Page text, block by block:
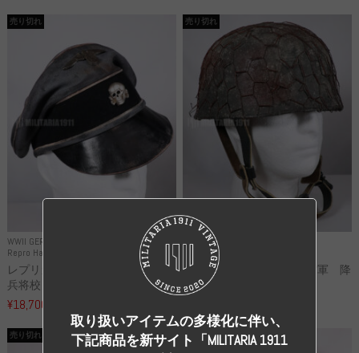
WWII GERMANY
Repro Hat and Cap SS and WSS
売り切れ
レプリカ 武装親衛隊 WSS 歩
兵将校 クラッシュキャップ ...
¥18,700
WWII GERMANY
Repro Hat and Cap Luftwaffe
売り切れ
高品質レプリカ ドイツ空軍 降
下猟兵 ヘルメット
売り切れ 売り切れ
取り扱いアイテムの多様化に伴い、
下記商品を新サイト「MILITARIA 1911